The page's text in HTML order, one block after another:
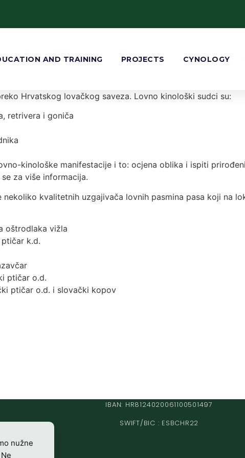
AND TRAINING PROJECTS CYNOLOGY
Hrvatskog lovačkog saveza. Lovno kinološki sudci su:
retrivera i goniča
kinološke manifestacije i to: ocjena oblika i ispiti
za više informacija.
kvalitetnih uzgajivača lovnih pasmina pasa koji na
oštrodlaka vižla
k.d.
ptičar o.d.
ptičar o.d. i slovački kopov
IBAN: HR8124020061100501497
SWIFT/BIC : ESBCHR22
nužne